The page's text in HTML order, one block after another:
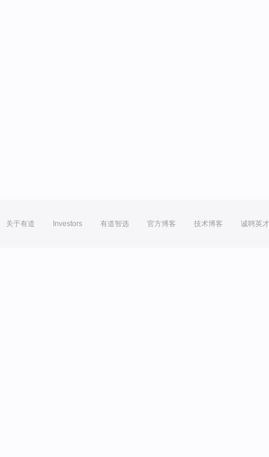
关于有道 Investors 有道智选 官方博客 技术博客 诚聘英才